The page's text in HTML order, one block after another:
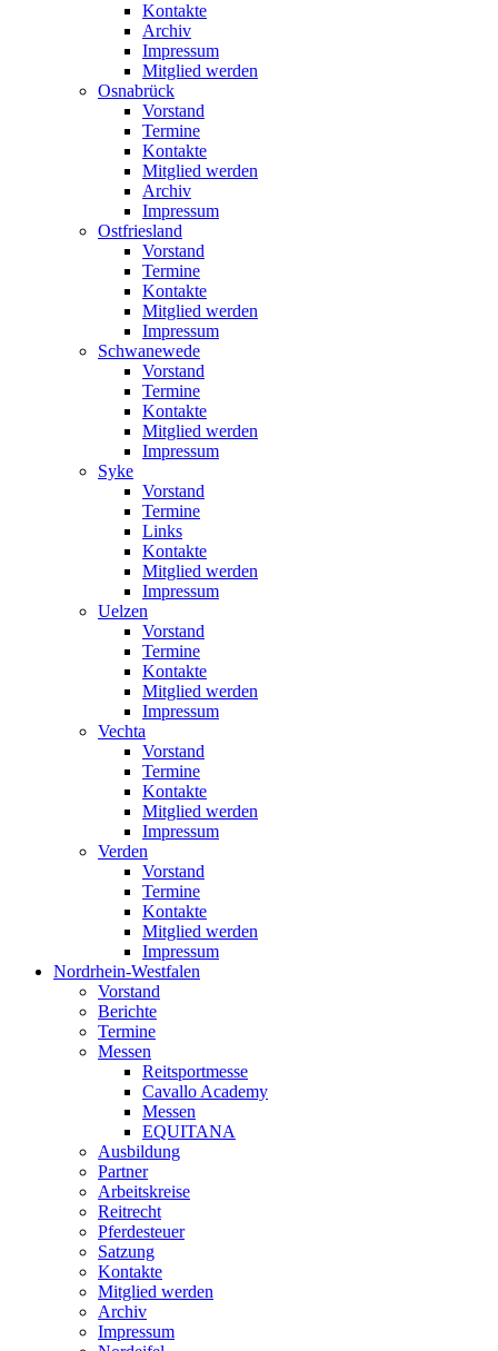
Kontakte
Archiv
Impressum
Mitglied werden
Osnabrück
Vorstand
Termine
Kontakte
Mitglied werden
Archiv
Impressum
Ostfriesland
Vorstand
Termine
Kontakte
Mitglied werden
Impressum
Schwanewede
Vorstand
Termine
Kontakte
Mitglied werden
Impressum
Syke
Vorstand
Termine
Links
Kontakte
Mitglied werden
Impressum
Uelzen
Vorstand
Termine
Kontakte
Mitglied werden
Impressum
Vechta
Vorstand
Termine
Kontakte
Mitglied werden
Impressum
Verden
Vorstand
Termine
Kontakte
Mitglied werden
Impressum
Nordrhein-Westfalen
Vorstand
Berichte
Termine
Messen
Reitsportmesse
Cavallo Academy
Messen
EQUITANA
Ausbildung
Partner
Arbeitskreise
Reitrecht
Pferdesteuer
Satzung
Kontakte
Mitglied werden
Archiv
Impressum